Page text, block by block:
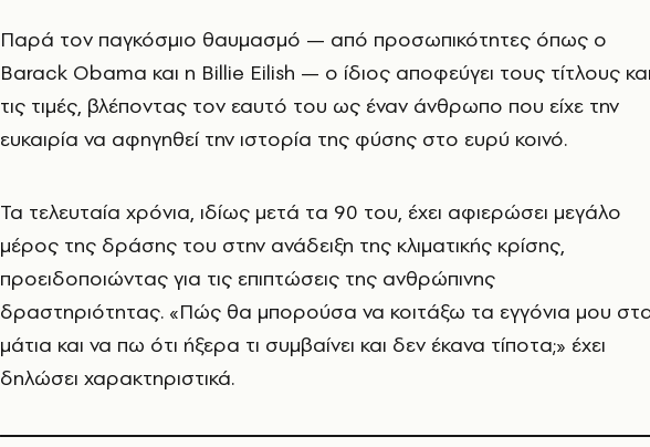
Παρά τον παγκόσμιο θαυμασμό — από προσωπικότητες όπως ο
Barack Obama και η Billie Eilish — ο ίδιος αποφεύγει τους τίτλους
τις τιμές, βλέποντας τον εαυτό του ως έναν άνθρωπο που είχε την
ευκαιρία να αφηγηθεί την ιστορία της φύσης στο ευρύ κοινό.
Τα τελευταία χρόνια, ιδίως μετά τα 90 του, έχει αφιερώσει μεγάλο
μέρος της δράσης του στην ανάδειξη της κλιματικής κρίσης,
προειδοποιώντας για τις επιπτώσεις της ανθρώπινης
δραστηριότητας. «Πώς θα μπορούσα να κοιτάξω τα εγγόνια μου
μάτια και να πω ότι ήξερα τι συμβαίνει και δεν έκανα τίποτα;» έχει
δηλώσει χαρακτηριστικά.